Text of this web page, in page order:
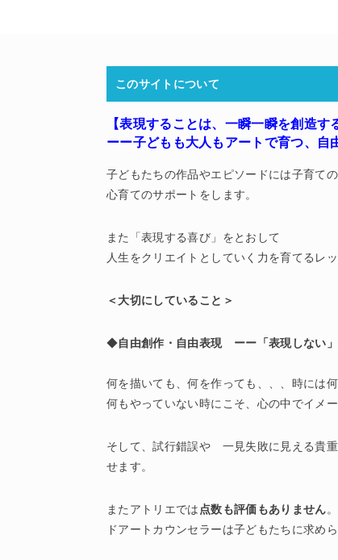
このサイトについて
【表現することは、一瞬一瞬を創造す
ーー子どもも大人もアートで育つ、 自
子どもたちの作品やエピソードには子育て
心育てのサポートをします。
また「表現する喜び」をとおして
人生をクリエイトとしていく力を育てるレッ
＜大切にしていること＞
◆自由創作・自由表現 ーー「表現しない」
何を描いても、何を作っても、、、時には
何もやっていない時にこそ、心の中でイメ
そして、試行錯誤や 一見失敗に見える貴
せます。
またアトリエでは 点数も評価もありません
ドアートカウンセラーは子どもたちに求め